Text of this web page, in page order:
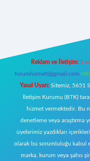
Reklam ve İletişim: E-
forumhizmeti@gmail.com
Yasal Uyarı: Sitemiz, 5651
İletişim Kurumu (BTK)
hizmet vermektedir. Bu
denetleme veya araştırma
üyelerimiz yazdıkları
olarak bu sorumluluğu kabul
marka, kurum veya şahıs